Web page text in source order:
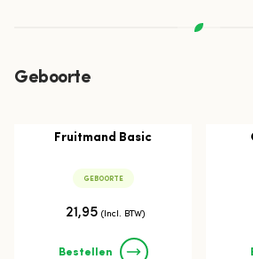
Geboorte
Fruitmand Basic
GEBOORTE
21,95 (Incl. BTW)
Bestellen